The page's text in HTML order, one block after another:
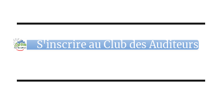
S'inscrire au Club des Auditeurs